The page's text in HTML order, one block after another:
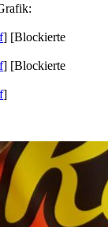
] [Blockierte
] [Blockierte
]